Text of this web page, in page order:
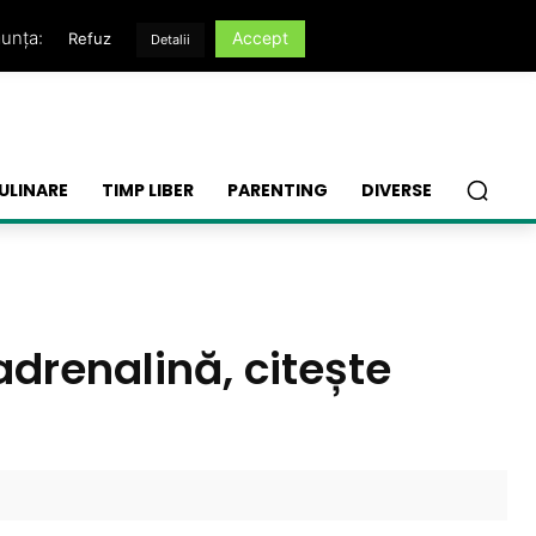
TIMP LIBER PARENTING DIVERSE
citește
Refuz Detalii Accept